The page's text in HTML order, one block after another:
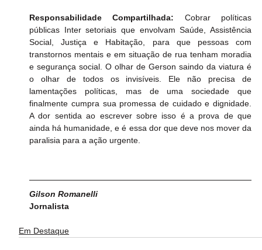
Responsabilidade Compartilhada: Cobrar políticas
públicas Inter setoriais que envolvam Saúde, Assistência
Social, Justiça e Habitação, para que pessoas com
transtornos mentais e em situação de rua tenham moradia
e segurança social. O olhar de Gerson saindo da viatura é
o olhar de todos os invisíveis. Ele não precisa de
lamentações políticas, mas de uma sociedade que
finalmente cumpra sua promessa de cuidado e dignidade.
A dor sentida ao escrever sobre isso é a prova de que
ainda há humanidade, e é essa dor que deve nos mover da
paralisia para a ação urgente.
Gilson Romanelli
Jornalista
Em Destaque